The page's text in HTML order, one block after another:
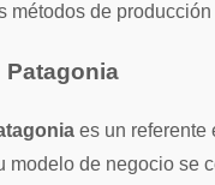
métodos de
Patagonia
es un referente
modelo de negocio se